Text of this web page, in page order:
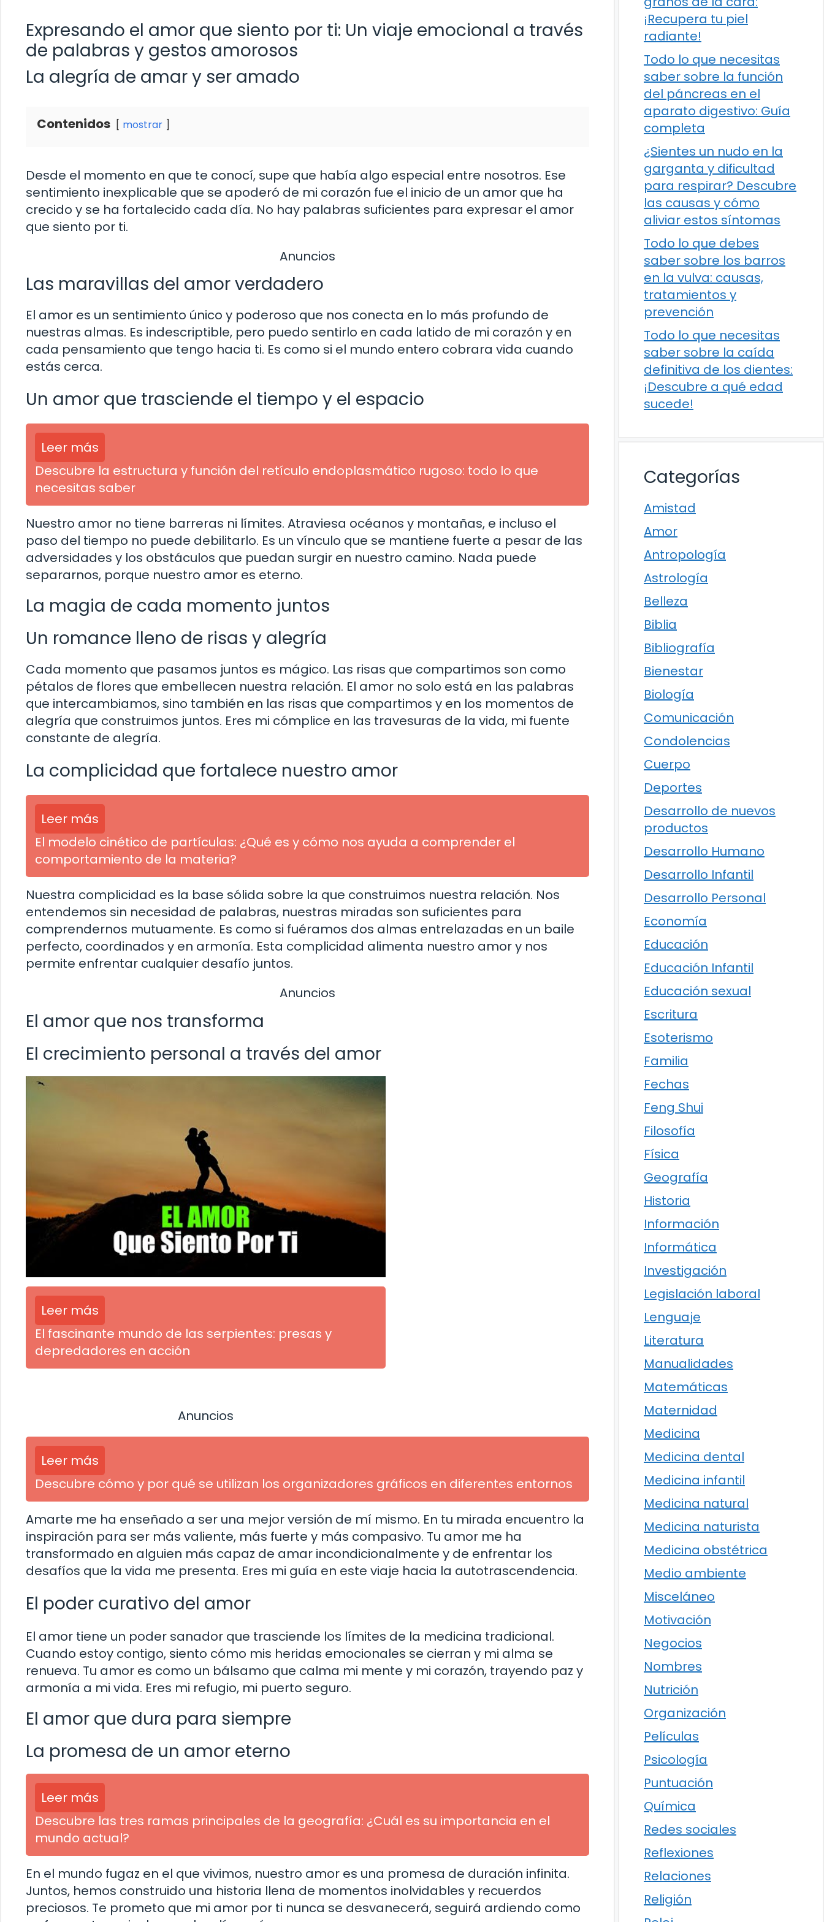
Expresando el amor que siento por ti: Un viaje emocional a través
de palabras y gestos amorosos
La alegría de amar y ser amado
Contenidos mostrar
Desde el momento en que te conocí, supe que había algo especial entre nosotros. Ese
sentimiento inexplicable que se apoderó de mi corazón fue el inicio de un amor que ha
crecido y se ha fortalecido cada día. No hay palabras suficientes para expresar el amor
que siento por ti.
Anuncios
Las maravillas del amor verdadero
El amor es un sentimiento único y poderoso que nos conecta en lo más profundo de
nuestras almas. Es indescriptible, pero puedo sentirlo en cada latido de mi corazón y en
cada pensamiento que tengo hacia ti. Es como si el mundo entero cobrara vida cuando
estás cerca.
Un amor que trasciende el tiempo y el espacio
Leer más
Descubre la estructura y función del retículo endoplasmático rugoso: todo lo que
necesitas saber
Nuestro amor no tiene barreras ni límites. Atraviesa océanos y montañas, e incluso el
paso del tiempo no puede debilitarlo. Es un vínculo que se mantiene fuerte a pesar de las
adversidades y los obstáculos que puedan surgir en nuestro camino. Nada puede
separarnos, porque nuestro amor es eterno.
La magia de cada momento juntos
Un romance lleno de risas y alegría
Cada momento que pasamos juntos es mágico. Las risas que compartimos son como
pétalos de flores que embellecen nuestra relación. El amor no solo está en las palabras
que intercambiamos, sino también en las risas que compartimos y en los momentos de
alegría que construimos juntos. Eres mi cómplice en las travesuras de la vida, mi fuente
constante de alegría.
La complicidad que fortalece nuestro amor
Leer más
El modelo cinético de partículas: ¿Qué es y cómo nos ayuda a comprender el
comportamiento de la materia?
Nuestra complicidad es la base sólida sobre la que construimos nuestra relación. Nos
entendemos sin necesidad de palabras, nuestras miradas son suficientes para
comprendernos mutuamente. Es como si fuéramos dos almas entrelazadas en un baile
perfecto, coordinados y en armonía. Esta complicidad alimenta nuestro amor y nos
permite enfrentar cualquier desafío juntos.
Anuncios
El amor que nos transforma
El crecimiento personal a través del amor
Leer más
El fascinante mundo de las serpientes: presas y
depredadores en acción
Anuncios
Leer más
Descubre cómo y por qué se utilizan los organizadores gráficos en diferentes entornos
Amarte me ha enseñado a ser una mejor versión de mí mismo. En tu mirada encuentro la
inspiración para ser más valiente, más fuerte y más compasivo. Tu amor me ha
transformado en alguien más capaz de amar incondicionalmente y de enfrentar los
desafíos que la vida me presenta. Eres mi guía en este viaje hacia la autotrascendencia.
El poder curativo del amor
El amor tiene un poder sanador que trasciende los límites de la medicina tradicional.
Cuando estoy contigo, siento cómo mis heridas emocionales se cierran y mi alma se
renueva. Tu amor es como un bálsamo que calma mi mente y mi corazón, trayendo paz y
armonía a mi vida. Eres mi refugio, mi puerto seguro.
El amor que dura para siempre
La promesa de un amor eterno
Leer más
Descubre las tres ramas principales de la geografía: ¿Cuál es su importancia en el
mundo actual?
En el mundo fugaz en el que vivimos, nuestro amor es una promesa de duración infinita.
Juntos, hemos construido una historia llena de momentos inolvidables y recuerdos
preciosos. Te prometo que mi amor por ti nunca se desvanecerá, seguirá ardiendo como
¡Recupera tu piel
radiante!
Todo lo que necesitas
saber sobre la función
del páncreas en el
aparato digestivo: Guía
completa
¿Sientes un nudo en la
garganta y dificultad
para respirar? Descubre
las causas y cómo
aliviar estos síntomas
Todo lo que debes
saber sobre los barros
en la vulva: causas,
tratamientos y
prevención
Todo lo que necesitas
saber sobre la caída
definitiva de los dientes:
¡Descubre a qué edad
sucede!
Categorías
Amistad
Amor
Antropología
Astrología
Belleza
Biblia
Bibliografía
Bienestar
Biología
Comunicación
Condolencias
Cuerpo
Deportes
Desarrollo de nuevos
productos
Desarrollo Humano
Desarrollo Infantil
Desarrollo Personal
Economía
Educación
Educación Infantil
Educación sexual
Escritura
Esoterismo
Familia
Fechas
Feng Shui
Filosofía
Física
Geografía
Historia
Información
Informática
Investigación
Legislación laboral
Lenguaje
Literatura
Manualidades
Matemáticas
Maternidad
Medicina
Medicina dental
Medicina infantil
Medicina natural
Medicina naturista
Medicina obstétrica
Medio ambiente
Misceláneo
Motivación
Negocios
Nombres
Nutrición
Organización
Películas
Psicología
Puntuación
Química
Redes sociales
Reflexiones
Relaciones
Religión